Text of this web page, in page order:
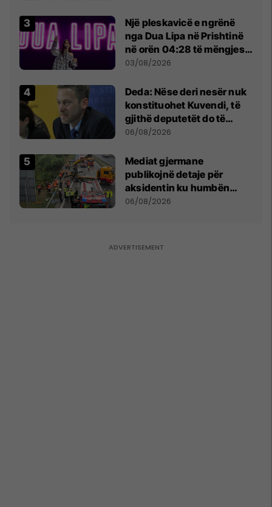
Një pleskavicë e ngrënë
nga Dua Lipa në Prishtinë
në orën 04:28 të mëngjesit
- dhe bota digjitale serbe
03/08/2026
Deda: Nëse deri nesër nuk
konstituohet Kuvendi, të
gjithë deputetët do të
bëjnë shkelje të rëndë
06/08/2026
Mediat gjermane
publikojnë detaje për
aksidentin ku humbën
jetën tre mërgimtarë nga
06/08/2026